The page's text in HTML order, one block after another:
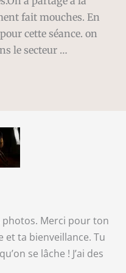
fait mouches. En
cette séance. on
le secteur …
Merci pour ton
et ta bienveillance. Tu
se lâche ! J’ai des